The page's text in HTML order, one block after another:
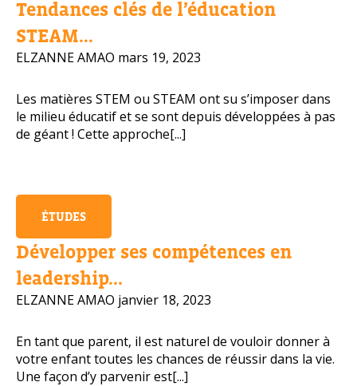
Tendances clés de l’éducation
STEAM...
ELZANNE AMAO mars 19, 2023
Les matières STEM ou STEAM ont su s’imposer dans
le milieu éducatif et se sont depuis développées à pas
de géant ! Cette approche[...]
ÉTUDES
Développer ses compétences en
leadership...
ELZANNE AMAO janvier 18, 2023
En tant que parent, il est naturel de vouloir donner à
votre enfant toutes les chances de réussir dans la vie.
Une façon d’y parvenir est[...]
Numéro de téléphone portable
Politique de confidentialité